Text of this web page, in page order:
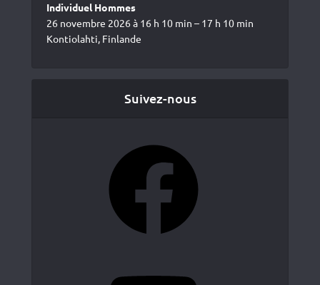
Individuel Hommes
26 novembre 2026 à 16 h 10 min – 17 h 10 min
Kontiolahti, Finlande
Suivez-nous